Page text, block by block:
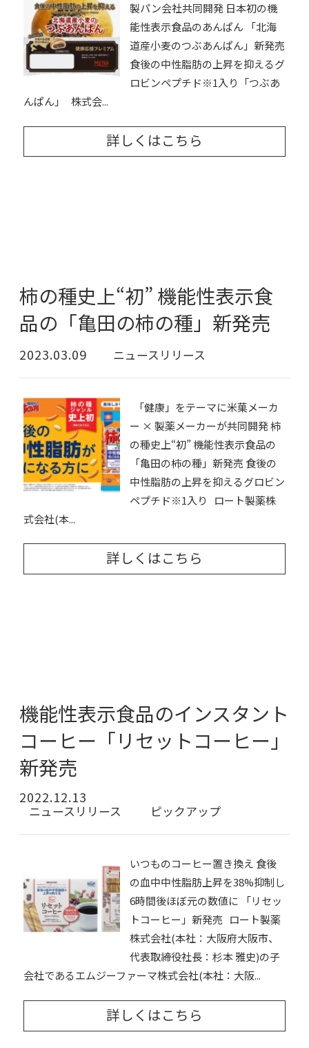
製パン会社共同開発 日本初の機
能性表示食品のあんぱん 「北海
道産小麦のつぶあんぱん」新発売
食後の中性脂肪の上昇を抑えるグ
ロビンペプチド※1入り「つぶあ
んぱん」 株式会...
詳しくはこちら
柿の種史上“初” 機能性表示食
品の「亀田の柿の種」新発売
2023.03.09 ニュースリリース
「健康」をテーマに米菓メーカ
ー × 製薬メーカーが共同開発 柿
の種史上“初” 機能性表示食品の
「亀田の柿の種」新発売 食後の
中性脂肪の上昇を抑えるグロビン
ペプチド※1入り ロート製薬株
式会社(本...
詳しくはこちら
機能性表示食品のインスタント
コーヒー「リセットコーヒー」
新発売
2022.12.13
ニュースリリース ピックアップ
いつものコーヒー置き換え 食後
の血中中性脂肪上昇を38%抑制し
6時間後ほぼ元の数値に 「リセッ
トコーヒー」新発売 ロート製薬
株式会社(本社：大阪府大阪市、
代表取締役社長：杉本 雅史)の子
会社であるエムジーファーマ株式会社(本社：大阪...
詳しくはこちら